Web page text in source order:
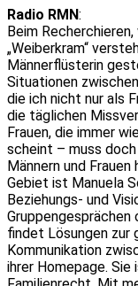
Radio RMN:
Beim
„Weiberkram“
Männerflüsterin
Situationen
die ich nicht nur als
die täglichen
Frauen, die immer
scheint – muss
Männern und
Gebiet ist Manuela
Beziehungs- und
Gruppengesprächen
findet Lösungen zur
Kommunikation
ihrer Homepage.